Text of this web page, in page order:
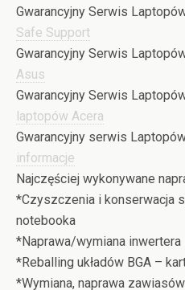
Gwarancyjny Serwis
Safe Support
Gwarancyjny Serwis
Asus
Gwarancyjny Serwis
laptopów Acera
Gwarancyjny serwis
informacje
Najczęściej wykonywane
*Czyszczenia i konserwacja
notebooka
*Naprawa/wymiana inwertera
*Reballing układów BGA –
*Wymiana, naprawa